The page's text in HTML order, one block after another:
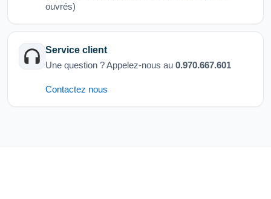
ouvrés)
Service client
Une question ? Appelez-nous au 0.970.667.601
Contactez nous